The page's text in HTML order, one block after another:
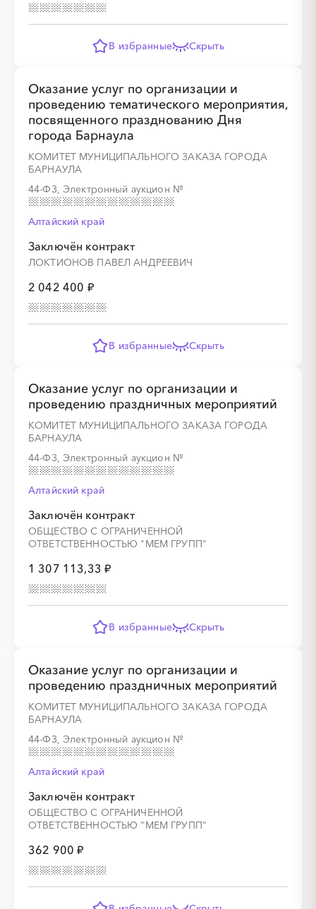
В избранные Скрыть
Оказание услуг по организации и
проведению тематического мероприятия,
посвященного празднованию Дня
города Барнаула
КОМИТЕТ МУНИЦИПАЛЬНОГО ЗАКАЗА ГОРОДА
БАРНАУЛА
44-ФЗ, Электронный аукцион №
Алтайский край
Заключён контракт
ЛОКТИОНОВ ПАВЕЛ АНДРЕЕВИЧ
2 042 400 ₽
В избранные Скрыть
Оказание услуг по организации и
проведению праздничных мероприятий
КОМИТЕТ МУНИЦИПАЛЬНОГО ЗАКАЗА ГОРОДА
БАРНАУЛА
44-ФЗ, Электронный аукцион №
Алтайский край
Заключён контракт
ОБЩЕСТВО С ОГРАНИЧЕННОЙ
ОТВЕТСТВЕННОСТЬЮ "МЕМ ГРУПП"
1 307 113,33 ₽
В избранные Скрыть
Оказание услуг по организации и
проведению праздничных мероприятий
КОМИТЕТ МУНИЦИПАЛЬНОГО ЗАКАЗА ГОРОДА
БАРНАУЛА
44-ФЗ, Электронный аукцион №
Алтайский край
Заключён контракт
ОБЩЕСТВО С ОГРАНИЧЕННОЙ
ОТВЕТСТВЕННОСТЬЮ "МЕМ ГРУПП"
362 900 ₽